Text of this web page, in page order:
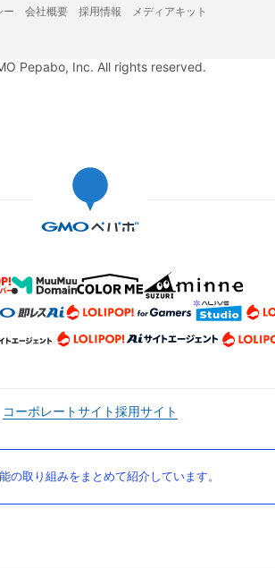
ー 会社概要 採用情報 メディアキット
Pepabo, Inc. All rights reserved.
コーポレートサイト採用サイト
取り組みをまとめて紹介しています。